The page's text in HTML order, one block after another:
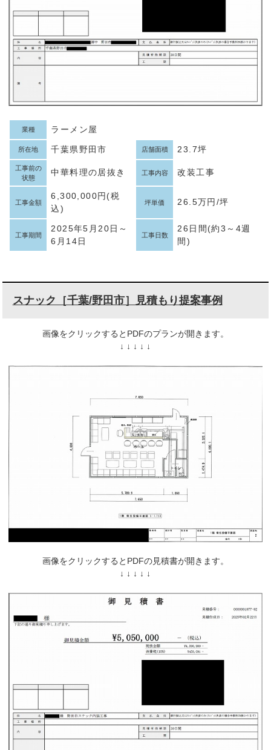
業種 ラーメン屋
所在地 千葉県野田市 店舗面積 23.7坪
工事前の
状態
中華料理の居抜き 工事内容 改装工事
工事金額
6,300,000円(税
込)
坪単価 26.5万円/坪
工事期間
2025年5月20日～
6月14日
工事日数
26日間(約3～4週
間)
スナック［千葉/野田市］見積もり提案事例
画像をクリックするとPDFのプランが開きます。
↓ ↓ ↓ ↓ ↓
画像をクリックするとPDFの見積書が開きます。
↓ ↓ ↓ ↓ ↓